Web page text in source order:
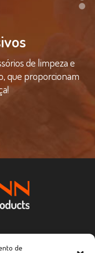
de
de limpeza e
que proporcionam